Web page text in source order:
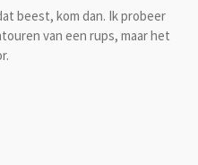
beest, kom dan. Ik probeer
van een rups, maar het